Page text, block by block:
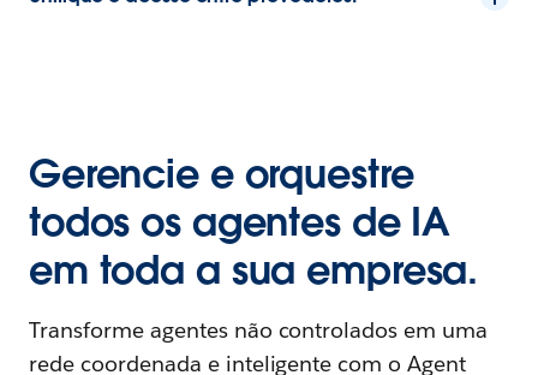
Gerencie e orquestre
todos os agentes de IA
em toda a sua empresa.
Transforme agentes não controlados em uma
rede coordenada e inteligente com o Agent